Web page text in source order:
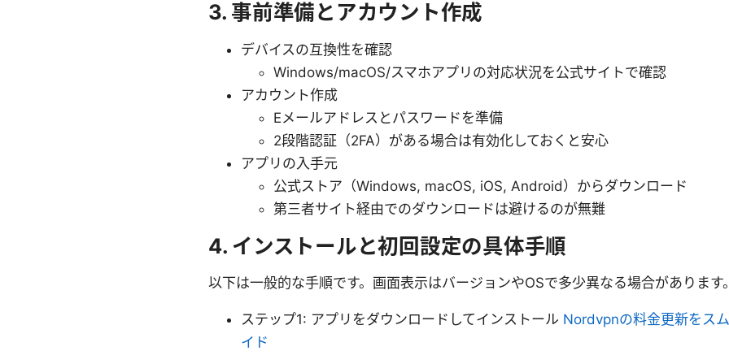
3. 事前準備とアカウント作成
デバイスの互換性を確認
Windows/macOS/スマホアプリの対応状況を公式サイトで確認
アカウント作成
Eメールアドレスとパスワードを準備
2段階認証（2FA）がある場合は有効化しておくと安心
アプリの入手元
公式ストア（Windows, macOS, iOS, Android）からダウンロード
第三者サイト経由でのダウンロードは避けるのが無難
4. インストールと初回設定の具体手順
以下は一般的な手順です。画面表示はバージョンやOSで多少異なる場合があります。
ステップ1: アプリをダウンロードしてインストール Nordvpnの料金更新をス
イド